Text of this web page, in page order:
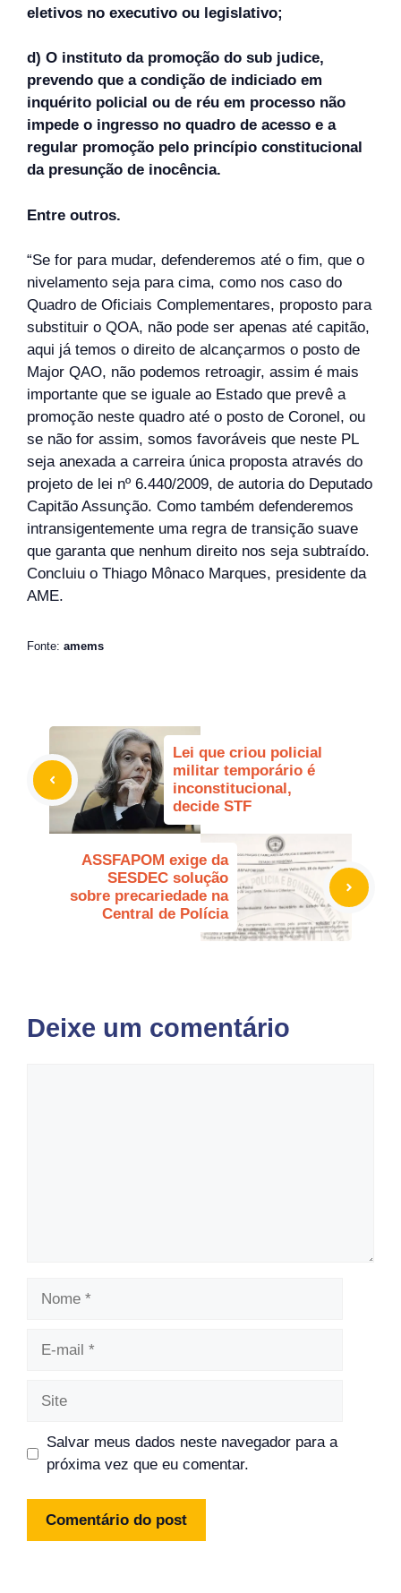
eletivos no executivo ou legislativo;
d) O instituto da promoção do sub judice,
prevendo que a condição de indiciado em
inquérito policial ou de réu em processo não
impede o ingresso no quadro de acesso e a
regular promoção pelo princípio constitucional
da presunção de inocência.
Entre outros.
“Se for para mudar, defenderemos até o fim, que o
nivelamento seja para cima, como nos caso do
Quadro de Oficiais Complementares, proposto para
substituir o QOA, não pode ser apenas até capitão,
aqui já temos o direito de alcançarmos o posto de
Major QAO, não podemos retroagir, assim é mais
importante que se iguale ao Estado que prevê a
promoção neste quadro até o posto de Coronel, ou
se não for assim, somos favoráveis que neste PL
seja anexada a carreira única proposta através do
projeto de lei nº 6.440/2009, de autoria do Deputado
Capitão Assunção. Como também defenderemos
intransigentemente uma regra de transição suave
que garanta que nenhum direito nos seja subtraído.
Concluiu o Thiago Mônaco Marques, presidente da
AME.
Fonte: amems
Lei que criou policial
militar temporário é
inconstitucional,
decide STF
ASSFAPOM exige da
SESDEC solução
sobre precariedade na
Central de Polícia
Deixe um comentário
Salvar meus dados neste navegador para a
próxima vez que eu comentar.